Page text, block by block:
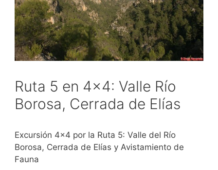
Ruta 5 en 4×4: Valle Río
Borosa, Cerrada de Elías
Excursión 4×4 por la Ruta 5: Valle del Río
Borosa, Cerrada de Elías y Avistamiento de
Fauna